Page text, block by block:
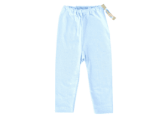
la
35,00 lei